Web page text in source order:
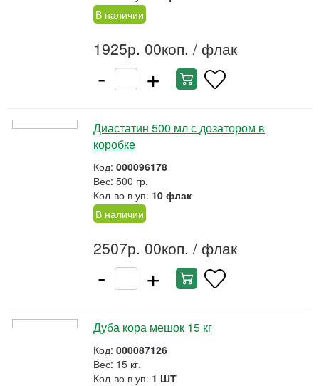
В наличии
1925р. 00коп. / флак
- +
Диастатин 500 мл с дозатором в
коробке
Код: 000096178
Вес: 500 гр.
Кол-во в уп: 10 флак
В наличии
2507р. 00коп. / флак
- +
Дуба кора мешок 15 кг
Код: 000087126
Вес: 15 кг.
Кол-во в уп: 1 ШТ